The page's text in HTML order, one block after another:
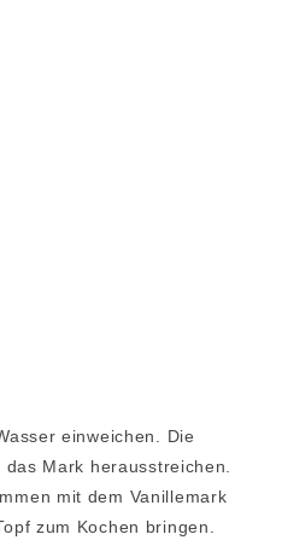
einweichen. Die
Mark herausstreichen.
mit dem Vanillemark
zum Kochen bringen.